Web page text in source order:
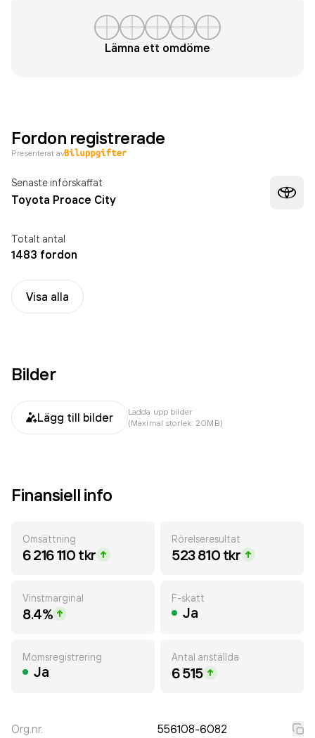
Lämna ett omdöme
Fordon registrerade
Presenterat av
Senaste införskaffat
Toyota Proace City
Totalt antal
1483 fordon
Visa alla
Bilder
Lägg till bilder
Ladda upp bilder
(Maximal storlek: 20MB)
Finansiell info
Omsättning
6 216 110 tkr
Rörelseresultat
523 810 tkr
Vinstmarginal
8.4%
F-skatt
Ja
Momsregistrering
Ja
Antal anställda
6 515
Org.nr. 556108-6082